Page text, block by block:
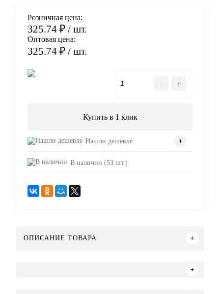
Розничная цена:
325.74 ₽ / шт.
Оптовая цена:
325.74 ₽ / шт.
Купить в 1 клик
Нашли дешевле
В наличии (53 шт.)
ОПИСАНИЕ ТОВАРА